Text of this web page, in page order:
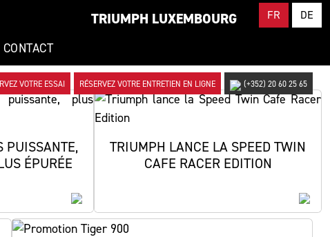
TRIUMPH LUXEMBOURG FR DE
CONTACT
VOTRE ESSAI RÉSERVEZ VOTRE ENTRETIEN EN LIGNE (+352) 20 60 25 65
PUISSANTE,
ÉPURÉE
TRIUMPH LANCE LA SPEED TWIN
CAFE RACER EDITION